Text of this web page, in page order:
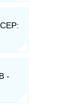
-